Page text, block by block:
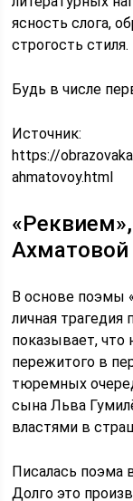
ясность слога,
строгость стиля.
Будь в числе
Источник:
https://
ahmatovoy.html
Ахматовой
В основе поэмы
личная трагедия
показывает, что
пережитого в
тюремных
сына Льва
властями в
Писалась поэма
Долго это